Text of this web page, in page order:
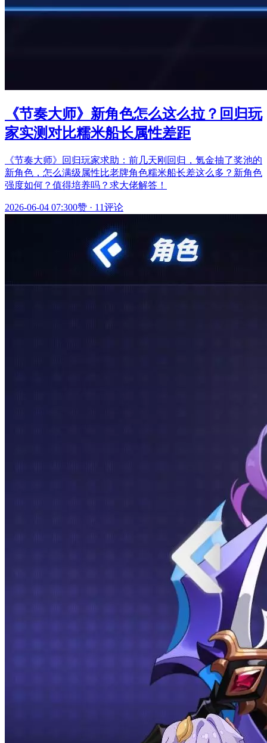
《节奏大师》新角色怎么这么拉？回归玩
家实测对比糯米船长属性差距
《节奏大师》回归玩家求助：前几天刚回归，氪金抽了奖池的
新角色，怎么满级属性比老牌角色糯米船长差这么多？新角色
强度如何？值得培养吗？求大佬解答！
2026-06-04 07:300赞 · 11评论